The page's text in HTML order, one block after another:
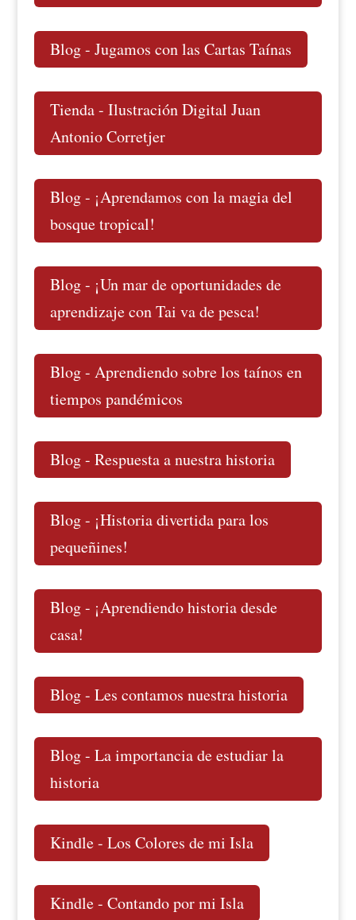
Blog - Jugamos con las Cartas Taínas
Tienda - Ilustración Digital Juan
Antonio Corretjer
Blog - ¡Aprendamos con la magia del
bosque tropical!
Blog - ¡Un mar de oportunidades de
aprendizaje con Tai va de pesca!
Blog - Aprendiendo sobre los taínos en
tiempos pandémicos
Blog - Respuesta a nuestra historia
Blog - ¡Historia divertida para los
pequeñines!
Blog - ¡Aprendiendo historia desde
casa!
Blog - Les contamos nuestra historia
Blog - La importancia de estudiar la
historia
Kindle - Los Colores de mi Isla
Kindle - Contando por mi Isla